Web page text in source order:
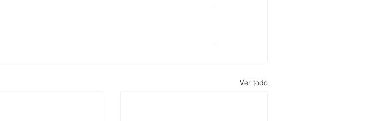
Ver todo